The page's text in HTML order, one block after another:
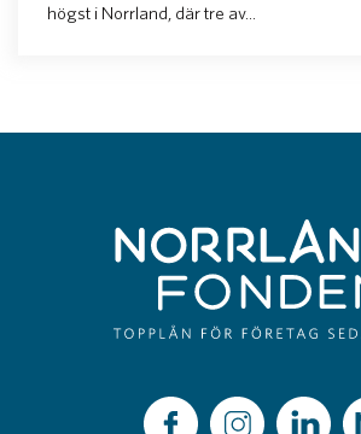
högst i Norrland, där tre av...